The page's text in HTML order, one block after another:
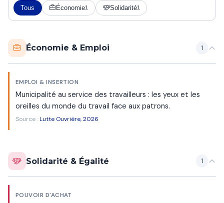
Tous Économie1 Solidarité1
Économie & Emploi 1
EMPLOI & INSERTION
Municipalité au service des travailleurs : les yeux et les
oreilles du monde du travail face aux patrons.
Source :Lutte Ouvrière, 2026
Solidarité & Égalité 1
POUVOIR D'ACHAT